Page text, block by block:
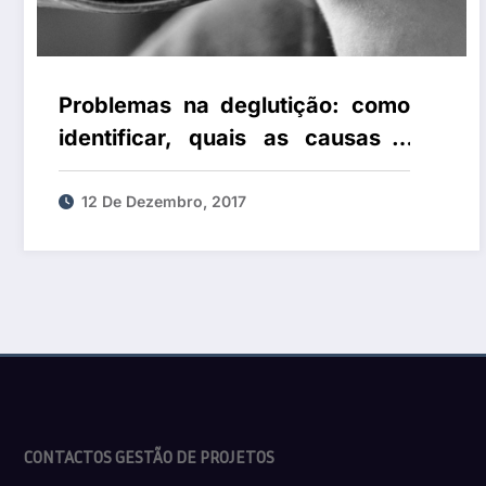
Problemas na deglutição: como
identificar, quais as causas e
quais os tratamentos?
12 De Dezembro, 2017
CONTACTOS GESTÃO DE PROJETOS